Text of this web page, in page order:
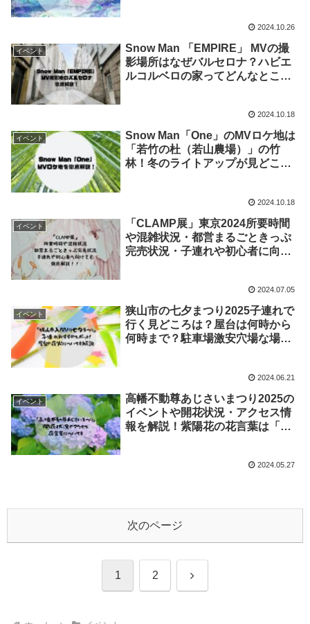
2024.10.26
イベント
Snow Man 「EMPIRE」 MVの撮
影場所はなぜバルセロナ？ハビエ
ルコルベロの家ってどんなとこ
2024.10.18
イベント
Snow Man「One」のMVロケ地は
「若竹の杜（若山農場）」の竹
林！冬のライトアップが見どこ
2024.10.18
イベント
「CLAMP展」東京2024所要時間
や混雑状況・都営まるごときっぷ
完売状況・子連れや初心者に向け
2024.07.05
イベント
狭山市の七夕まつり2025子連れで
行く見どころは？屋台は何時から
何時まで？駐車場激安穴場な場所
2024.06.21
イベント
高幡不動尊あじさいまつり2025の
イベントや開花状況・アクセス情
報を解説！紫陽花の花言葉は「高
2024.05.27
次のページ
1 2 次